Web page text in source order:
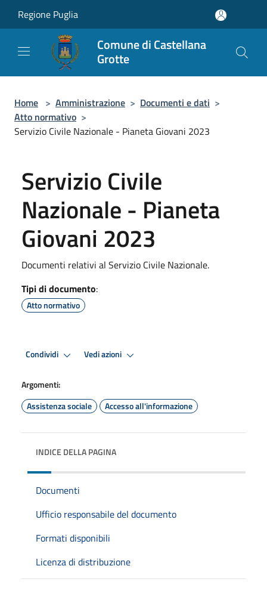
Regione Puglia
Comune di Castellana
Grotte
Home > Amministrazione > Documenti e dati >
Atto normativo >
Servizio Civile Nazionale - Pianeta Giovani 2023
Servizio Civile
Nazionale - Pianeta
Giovani 2023
Documenti relativi al Servizio Civile Nazionale.
Tipi di documento:
Atto normativo
Condividi Vedi azioni
Argomenti:
Assistenza sociale
Accesso all'informazione
INDICE DELLA PAGINA
Documenti
Ufficio responsabile del documento
Formati disponibili
Licenza di distribuzione